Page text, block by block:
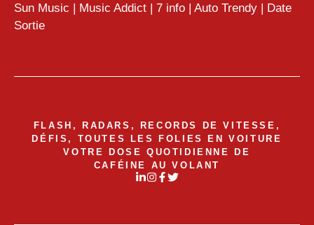
Sun Music | Music Addict | 7 info | Auto Trendy | Date
Sortie
FLASH, RADARS, RECORDS DE VITESSE,
DÉFIS, TOUTES LES FOLIES EN VOITURE
VOTRE DOSE QUOTIDIENNE DE
CAFÉINE AU VOLANT